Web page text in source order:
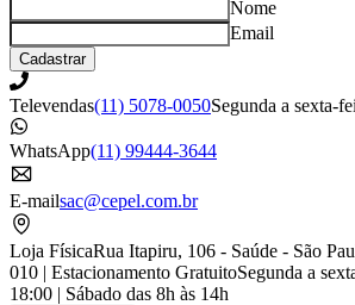
Nome
Email
Cadastrar
Televendas(11) 5078-0050Segunda a sexta-
WhatsApp(11) 99444-3644
E-mailsac@cepel.com.br
Loja FísicaRua Itapiru, 106 - Saúde - São
010 | Estacionamento GratuitoSegunda a
18:00 | Sábado das 8h às 14h